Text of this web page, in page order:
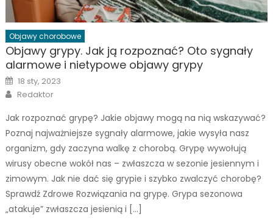
Objawy chorobowe
Objawy grypy. Jak ją rozpoznać? Oto sygnały
alarmowe i nietypowe objawy grypy
Posted
on
18 sty, 2023
Author
Redaktor
Jak rozpoznać grypę? Jakie objawy mogą na nią wskazywać?
Poznaj najważniejsze sygnały alarmowe, jakie wysyła nasz
organizm, gdy zaczyna walkę z chorobą. Grypę wywołują
wirusy obecne wokół nas – zwłaszcza w sezonie jesiennym i
zimowym. Jak nie dać się grypie i szybko zwalczyć chorobę?
Sprawdź Zdrowe Rozwiązania na grypę. Grypa sezonowa
„atakuje” zwłaszcza jesienią i […]